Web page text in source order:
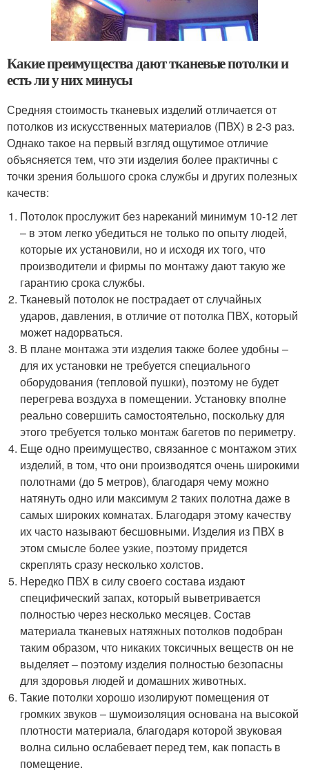
Какие преимущества дают тканевые потолки и
есть ли у них минусы
Средняя стоимость тканевых изделий отличается от
потолков из искусственных материалов (ПВХ) в 2-3 раз.
Однако такое на первый взгляд ощутимое отличие
объясняется тем, что эти изделия более практичны с
точки зрения большого срока службы и других полезных
качеств:
Потолок прослужит без нареканий минимум 10-12 лет
– в этом легко убедиться не только по опыту людей,
которые их установили, но и исходя их того, что
производители и фирмы по монтажу дают такую же
гарантию срока службы.
Тканевый потолок не пострадает от случайных
ударов, давления, в отличие от потолка ПВХ, который
может надорваться.
В плане монтажа эти изделия также более удобны –
для их установки не требуется специального
оборудования (тепловой пушки), поэтому не будет
перегрева воздуха в помещении. Установку вполне
реально совершить самостоятельно, поскольку для
этого требуется только монтаж багетов по периметру.
Еще одно преимущество, связанное с монтажом этих
изделий, в том, что они производятся очень широкими
полотнами (до 5 метров), благодаря чему можно
натянуть одно или максимум 2 таких полотна даже в
самых широких комнатах. Благодаря этому качеству
их часто называют бесшовными. Изделия из ПВХ в
этом смысле более узкие, поэтому придется
скреплять сразу несколько холстов.
Нередко ПВХ в силу своего состава издают
специфический запах, который выветривается
полностью через несколько месяцев. Состав
материала тканевых натяжных потолков подобран
таким образом, что никаких токсичных веществ он не
выделяет – поэтому изделия полностью безопасны
для здоровья людей и домашних животных.
Такие потолки хорошо изолируют помещения от
громких звуков – шумоизоляция основана на высокой
плотности материала, благодаря которой звуковая
волна сильно ослабевает перед тем, как попасть в
помещение.